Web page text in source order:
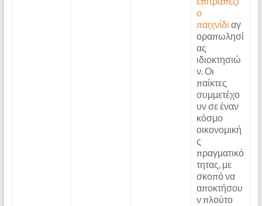
ο
παιχνίδι αγ
οραπωλησί
ας
ιδιοκτησιώ
ν. Οι
παίκτες
συμμετέχο
υν σε έναν
κόσμο
οικονομική
ς
πραγματικό
τητας, με
σκοπό να
αποκτήσου
ν πλούτο